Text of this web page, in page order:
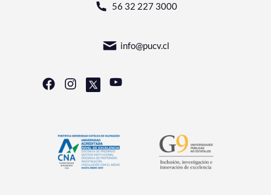
56 32 227 3000
info@pucv.cl